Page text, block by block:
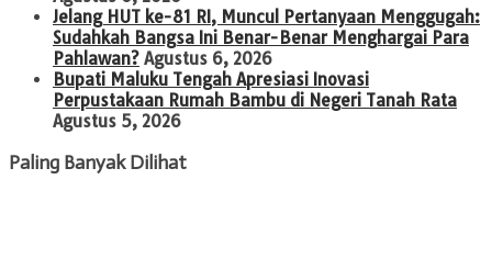
Jelang HUT ke-81 RI, Muncul Pertanyaan Menggugah:
Sudahkah Bangsa Ini Benar-Benar Menghargai Para
Pahlawan? Agustus 6, 2026
Bupati Maluku Tengah Apresiasi Inovasi
Perpustakaan Rumah Bambu di Negeri Tanah Rata
Agustus 5, 2026
Paling Banyak Dilihat